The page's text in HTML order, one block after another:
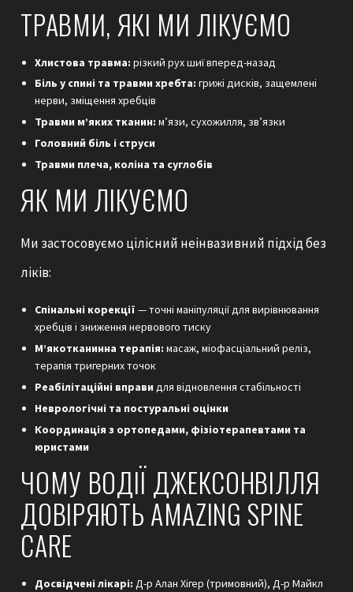
ТРАВМИ, ЯКІ МИ ЛІКУЄМО
Хлистова травма: різкий рух шиї вперед-назад
Біль у спині та травми хребта: грижі дисків, защемлені
нерви, зміщення хребців
Травми м’яких тканин: м’язи, сухожилля, зв’язки
Головний біль і струси
Травми плеча, коліна та суглобів
ЯК МИ ЛІКУЄМО
Ми застосовуємо цілісний неінвазивний підхід без
ліків:
Спінальні корекції — точні маніпуляції для вирівнювання
хребців і зниження нервового тиску
М’якотканинна терапія: масаж, міофасціальний реліз,
терапія тригерних точок
Реабілітаційні вправи для відновлення стабільності
Неврологічні та постуральні оцінки
Координація з ортопедами, фізіотерапевтами та
юристами
ЧОМУ ВОДІЇ ДЖЕКСОНВІЛЛЯ
ДОВІРЯЮТЬ AMAZING SPINE
CARE
Досвідчені лікарі: Д-р Алан Хігер (тримовний), Д-р Майкл